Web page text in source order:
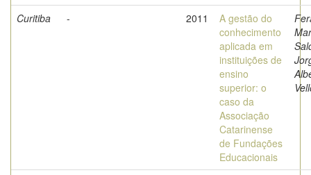
Curitiba - 2011
A gestão do
conhecimento
aplicada em
instituições de
ensino
superior: o
caso da
Associação
Catarinense
de Fundações
Educacionais